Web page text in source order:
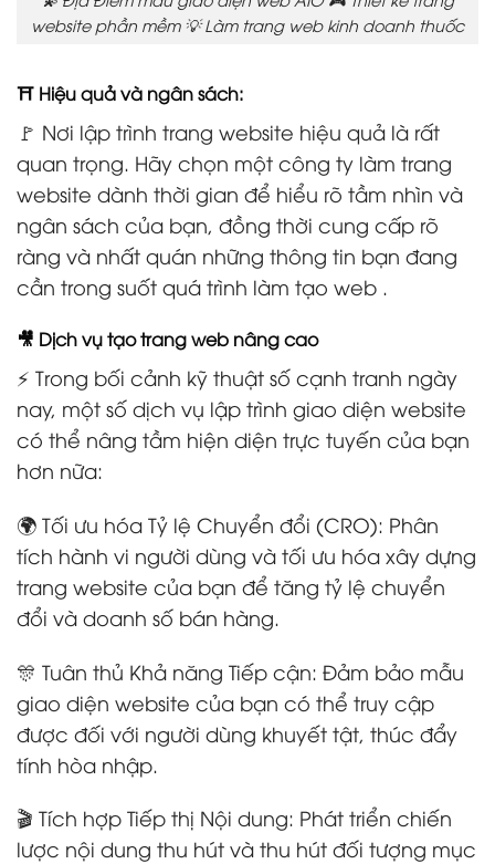
website phần mềm 💡 Làm trang web kinh doanh thuốc
⛩️ Hiệu quả và ngân sách:
🚩 Nơi lập trình trang website hiệu quả là rất
quan trọng. Hãy chọn một công ty làm trang
website dành thời gian để hiểu rõ tầm nhìn và
ngân sách của bạn, đồng thời cung cấp rõ
ràng và nhất quán những thông tin bạn đang
cần trong suốt quá trình làm tạo web .
🎥 Dịch vụ tạo trang web nâng cao
⚡ Trong bối cảnh kỹ thuật số cạnh tranh ngày
nay, một số dịch vụ lập trình giao diện website
có thể nâng tầm hiện diện trực tuyến của bạn
hơn nữa:
🌍 Tối ưu hóa Tỷ lệ Chuyển đổi (CRO): Phân
tích hành vi người dùng và tối ưu hóa xây dựng
trang website của bạn để tăng tỷ lệ chuyển
đổi và doanh số bán hàng.
🎊 Tuân thủ Khả năng Tiếp cận: Đảm bảo mẫu
giao diện website của bạn có thể truy cập
được đối với người dùng khuyết tật, thúc đẩy
tính hòa nhập.
🎬 Tích hợp Tiếp thị Nội dung: Phát triển chiến
lược nội dung thu hút và thu hút đối tượng mục